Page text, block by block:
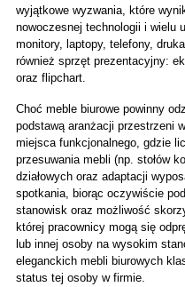
wyjątkowe wyzwania, które
nowoczesnej technologii i wielu
monitory, laptopy, telefony,
również sprzęt prezentacyjny:
oraz flipchart.
Choć meble biurowe powinny
podstawą aranżacji przestrzeni
miejsca funkcjonalnego, gdzie
przesuwania mebli (np. stołów
działowych oraz adaptacji
spotkania, biorąc oczywiście
stanowisk oraz możliwość
której pracownicy mogą się
lub innej osoby na wysokim
eleganckich mebli biurowych
status tej osoby w firmie.